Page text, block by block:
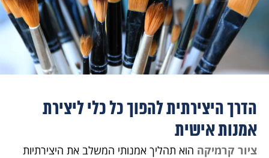
הדרך היצירתית להפוך כל כלי ליצירת
אמנות אישית
ציור קרמיקה הוא תהליך אמנותי המשלב את היצירתיות